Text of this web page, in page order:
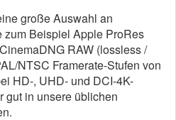
große Auswahl an
Beispiel Apple ProRes
RAW (lossless /
NTSC Framerate-Stufen von
HD-, UHD- und DCI-4K-
gut in unsere üblichen